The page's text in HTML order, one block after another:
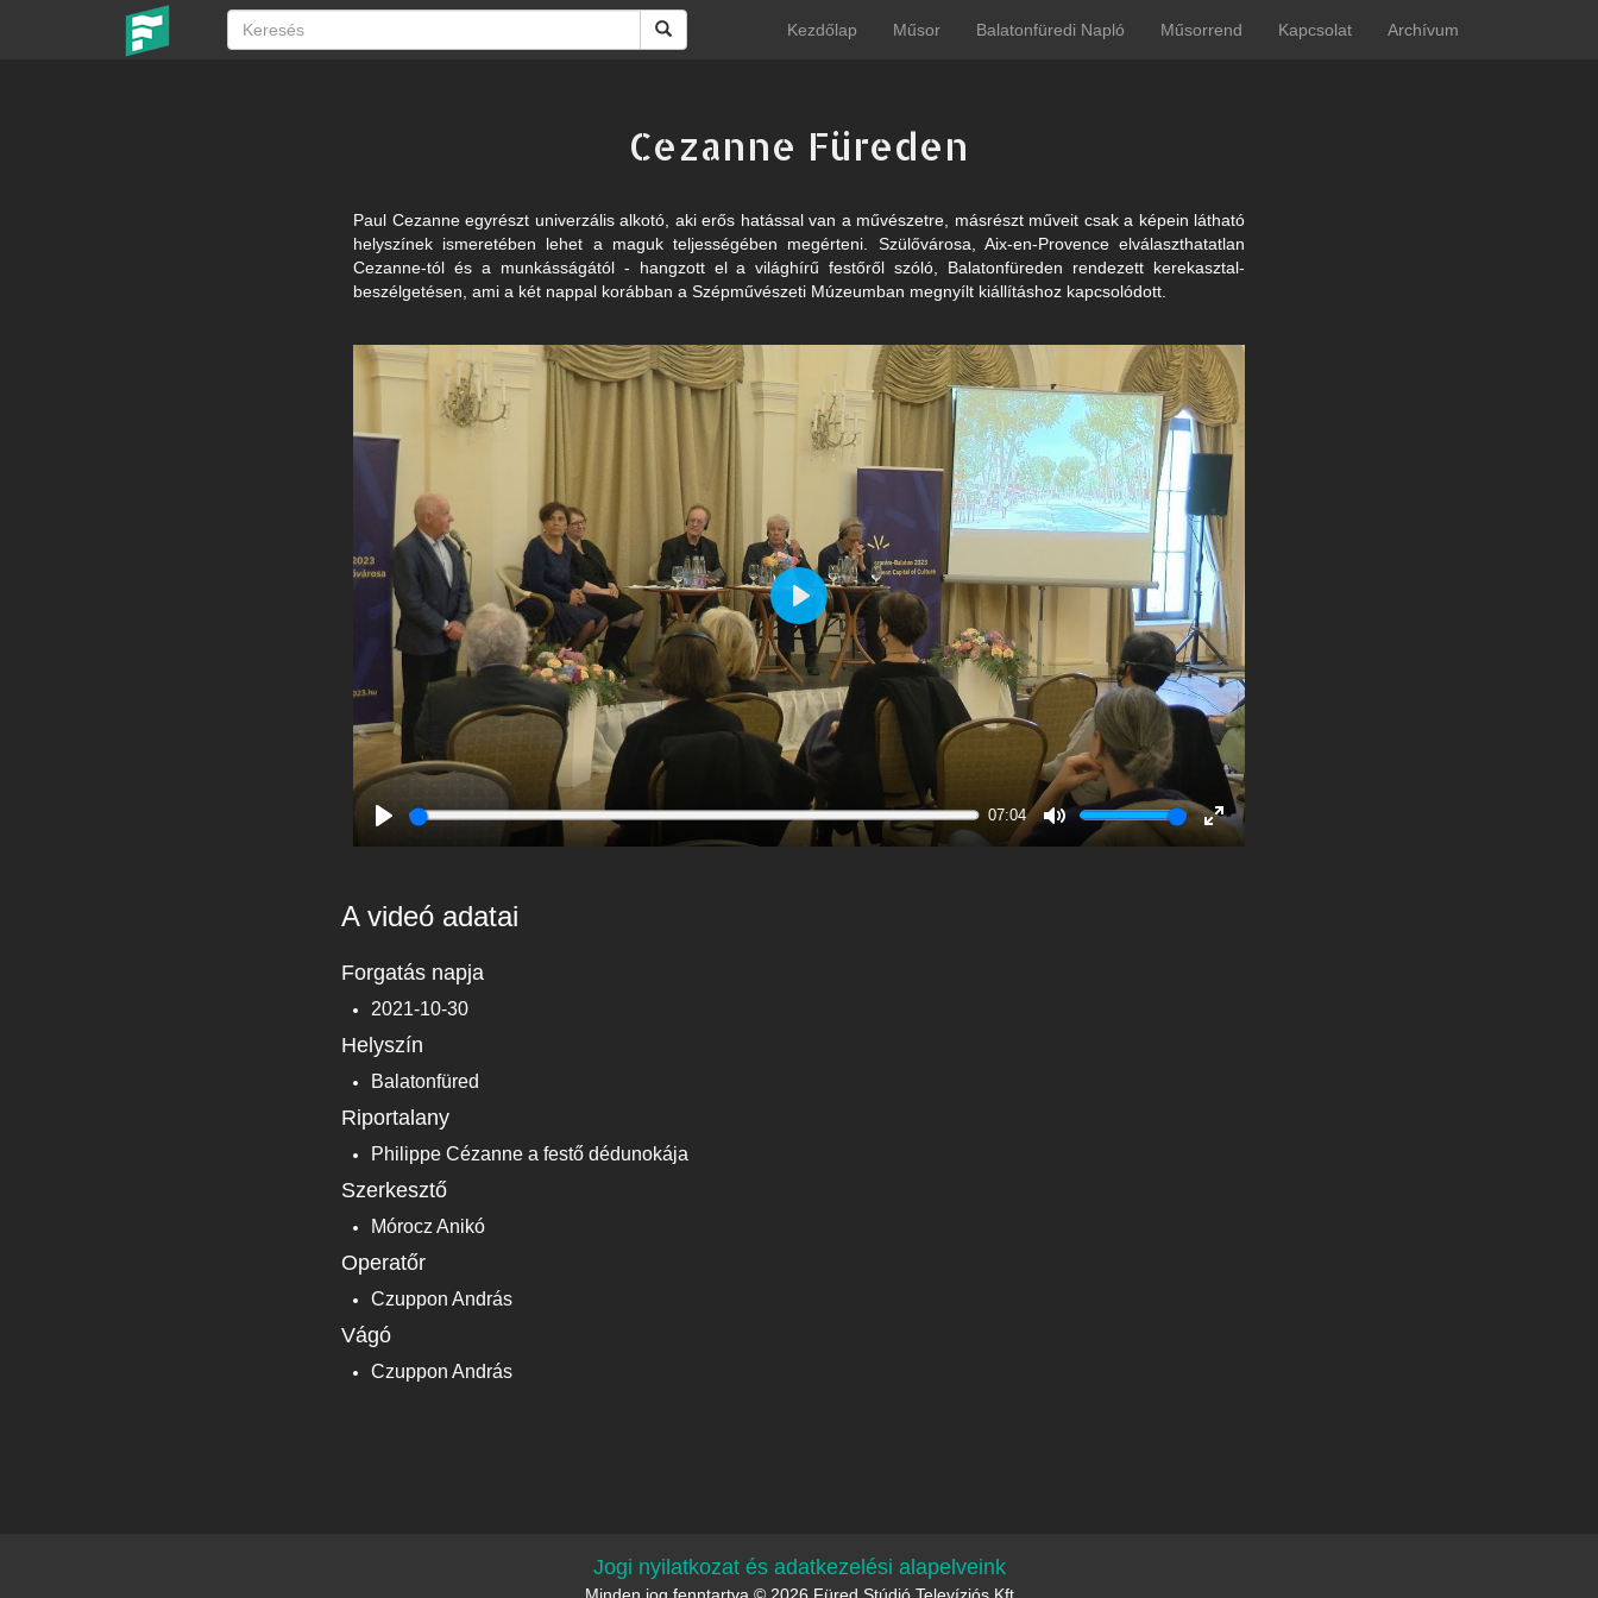
Kezdőlap Műsor Balatonfüredi Napló Műsorrend Kapcsolat Archívum
Cezanne Füreden
Paul Cezanne egyrészt univerzális alkotó, aki erős hatással van a művészetre, másrészt műveit csak a képein látható
helyszínek ismeretében lehet a maguk teljességében megérteni. Szülővárosa, Aix-en-Provence elválaszthatatlan
Cezanne-tól és a munkásságától - hangzott el a világhírű festőről szóló, Balatonfüreden rendezett kerekasztal-
beszélgetésen, ami a két nappal korábban a Szépművészeti Múzeumban megnyílt kiállításhoz kapcsolódott.
07:04
Mute
Enter
Play
A videó adatai
Forgatás napja
2021-10-30
Helyszín
Balatonfüred
Riportalany
Philippe Cézanne a festő dédunokája
Szerkesztő
Mórocz Anikó
Operatőr
Czuppon András
Vágó
Czuppon András
Jogi nyilatkozat és adatkezelési alapelveink